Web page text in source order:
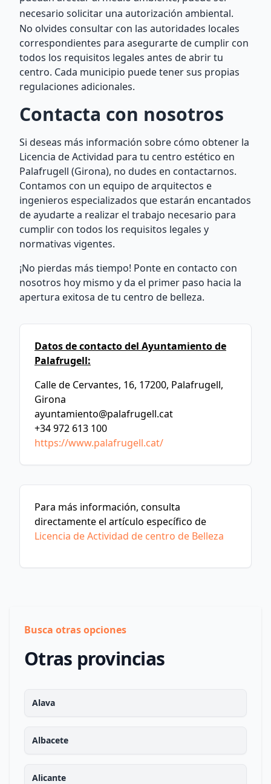
necesario solicitar una autorización ambiental.
No olvides consultar con las autoridades locales
correspondientes para asegurarte de cumplir con
todos los requisitos legales antes de abrir tu
centro. Cada municipio puede tener sus propias
regulaciones adicionales.
Contacta con nosotros
Si deseas más información sobre cómo obtener la
Licencia de Actividad para tu centro estético en
Palafrugell (Girona), no dudes en contactarnos.
Contamos con un equipo de arquitectos e
ingenieros especializados que estarán encantados
de ayudarte a realizar el trabajo necesario para
cumplir con todos los requisitos legales y
normativas vigentes.
¡No pierdas más tiempo! Ponte en contacto con
nosotros hoy mismo y da el primer paso hacia la
apertura exitosa de tu centro de belleza.
Datos de contacto del Ayuntamiento de
Palafrugell:
Calle de Cervantes, 16, 17200, Palafrugell,
Girona
ayuntamiento@palafrugell.cat
+34 972 613 100
https://www.palafrugell.cat/
Para más información, consulta
directamente el artículo específico de
Licencia de Actividad de centro de Belleza
Busca otras opciones
Otras provincias
Alava
Albacete
Alicante